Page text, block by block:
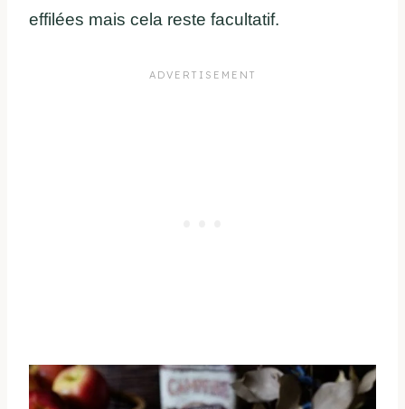
effilées mais cela reste facultatif.